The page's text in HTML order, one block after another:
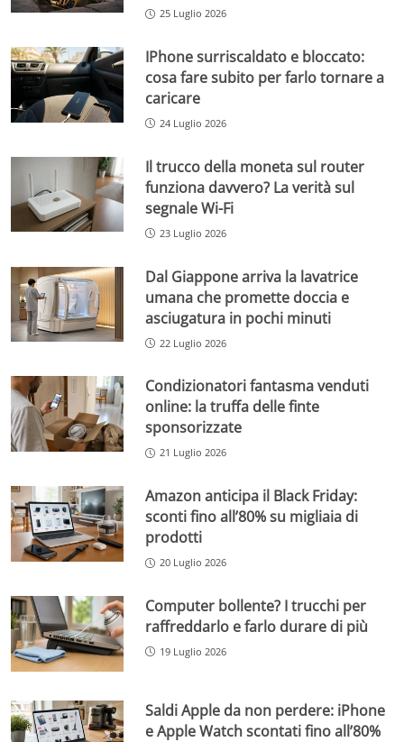
25 Luglio 2026
IPhone surriscaldato e bloccato:
cosa fare subito per farlo tornare a
caricare
24 Luglio 2026
Il trucco della moneta sul router
funziona davvero? La verità sul
segnale Wi-Fi
23 Luglio 2026
Dal Giappone arriva la lavatrice
umana che promette doccia e
asciugatura in pochi minuti
22 Luglio 2026
Condizionatori fantasma venduti
online: la truffa delle finte
sponsorizzate
21 Luglio 2026
Amazon anticipa il Black Friday:
sconti fino all’80% su migliaia di
prodotti
20 Luglio 2026
Computer bollente? I trucchi per
raffreddarlo e farlo durare di più
19 Luglio 2026
Saldi Apple da non perdere: iPhone
e Apple Watch scontati fino all’80%